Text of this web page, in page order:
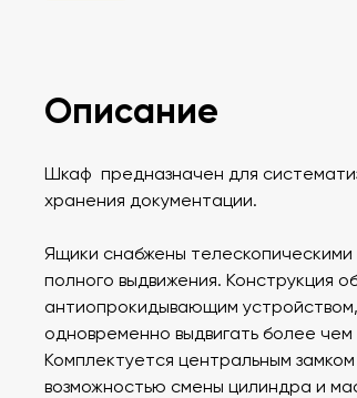
Описание
Шкаф предназначен для
хранения документации.
Ящики снабжены
полного выдвижения. Конструкция
антиопрокидывающим
одновременно выдвигать более
Комплектуется центральным
возможностью смены цилиндра и